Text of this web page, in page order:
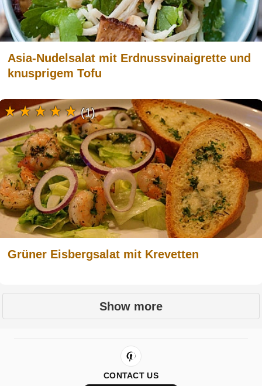
Asia-Nudelsalat mit Erdnussvinaigrette und
knusprigem Tofu
Grüner Eisbergsalat mit Krevetten
(1)
Show more
CONTACT US